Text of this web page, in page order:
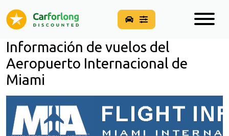
Información de vuelos del
Aeropuerto Internacional de
Miami